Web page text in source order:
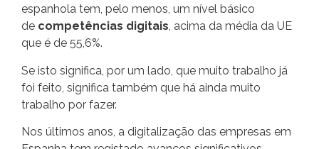
espanhola tem, pelo menos, um nível básico
de competências digitais, acima da média da UE
que é de 55,6%.
Se isto significa, por um lado, que muito trabalho já
foi feito, significa também que há ainda muito
trabalho por fazer.
Nos últimos anos, a digitalização das empresas em